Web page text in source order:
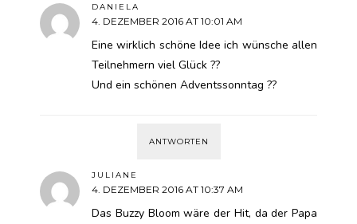
DANIELA
4. DEZEMBER 2016 AT 10:01 AM
Eine wirklich schöne Idee ich wünsche allen
Teilnehmern viel Glück ??
Und ein schönen Adventssonntag ??
ANTWORTEN
JULIANE
4. DEZEMBER 2016 AT 10:37 AM
Das Buzzy Bloom wäre der Hit, da der Papa